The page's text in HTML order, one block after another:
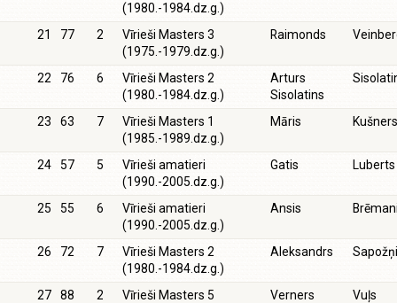
(1980.-1984.dz.g.)
21 77 2
Vīrieši Masters 3
(1975.-1979.dz.g.)
Raimonds
22 76 6
Vīrieši Masters 2
(1980.-1984.dz.g.)
Arturs
Sisolatins
23 63 7
Vīrieši Masters 1
(1985.-1989.dz.g.)
Māris Kušners
24 57 5
Vīrieši amatieri
(1990.-2005.dz.g.)
Gatis Luberts
25 55 6
Vīrieši amatieri
(1990.-2005.dz.g.)
Ansis
26 72 7
Vīrieši Masters 2
(1980.-1984.dz.g.)
Aleksandrs
27 88 2
Vīrieši Masters 5
Verners Vuļs